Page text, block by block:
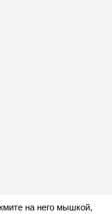
на него мышкой,